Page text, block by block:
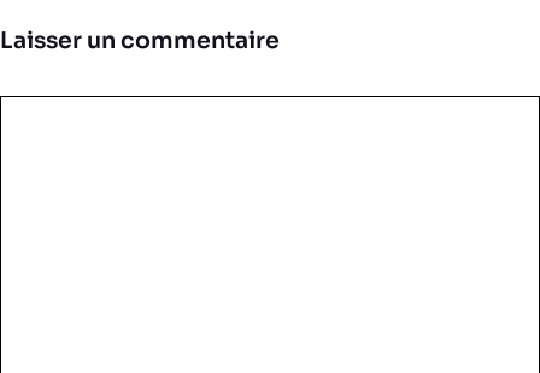
Laisser un commentaire